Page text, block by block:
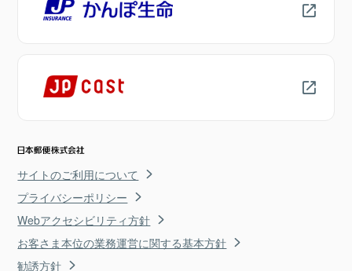
サイトのご利用について
プライバシーポリシー
Webアクセシビリティ方針
お客さま本位の業務運営に関する基本方針
勧誘方針